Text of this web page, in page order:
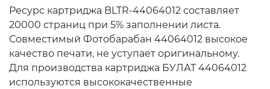
Ресурс картриджа BLTR-44064012 составляет
20000 страниц при 5% заполнении листа.
Совместимый Фотобарабан 44064012 высокое
качество печати, не уступает оригинальному.
Для производства картриджа БУЛАТ 44064012
используются высококачественные